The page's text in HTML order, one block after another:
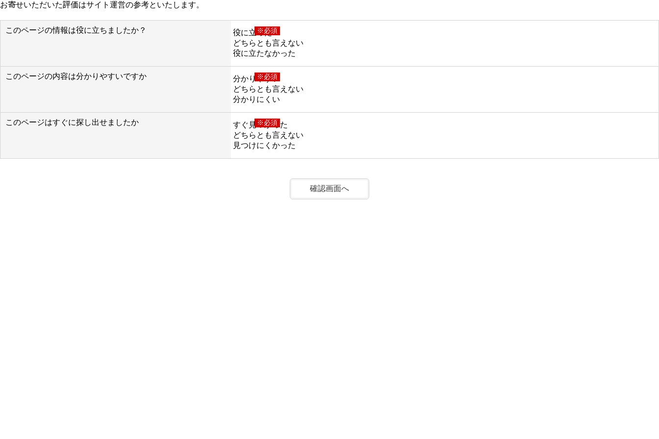
お寄せいただいた評価はサイト運営の参考といたします。
このページの情報は役に立ちましたか？ ※必須
役に立った
どちらとも言えない
役に立たなかった
このページの内容は分かりやすいですか ※必須
分かりやすい
どちらとも言えない
分かりにくい
このページはすぐに探し出せましたか ※必須
すぐ見つかった
どちらとも言えない
見つけにくかった